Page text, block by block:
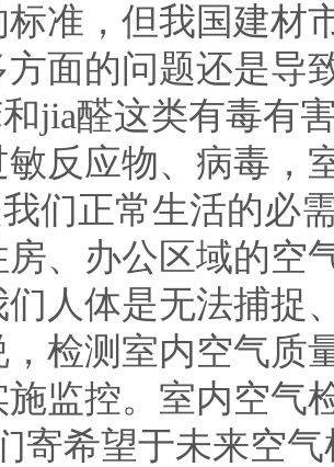
准，但我国建材
面的问题还是导
jia醛这类有毒有
反应物、病毒，
们正常生活的必
房、办公区域的空
人体是无法捕捉
检测室内空气质
监控。室内空气
寄希望于未来空